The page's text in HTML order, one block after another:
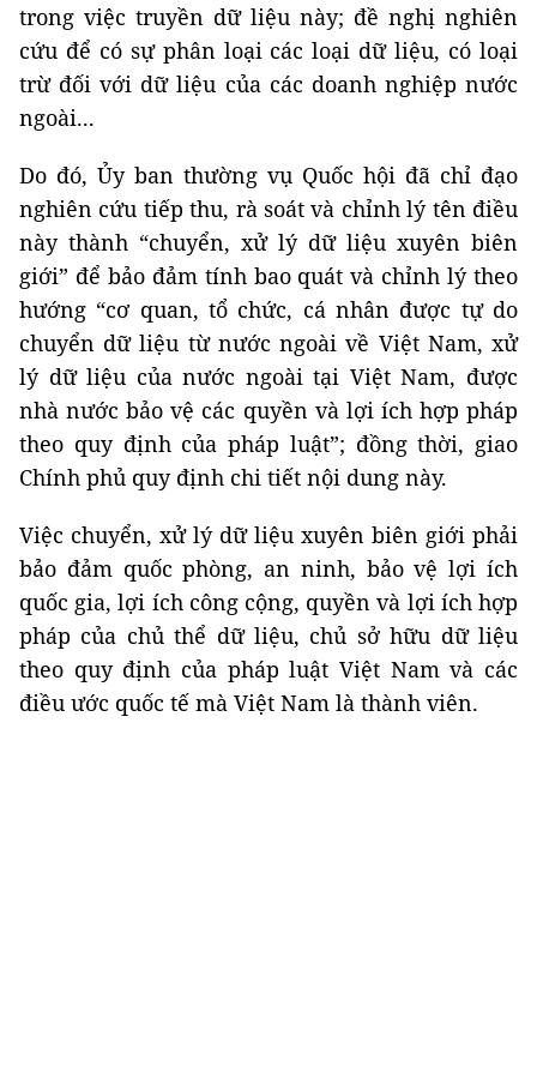
trong việc truyền dữ liệu này; đề nghị nghiên
cứu để có sự phân loại các loại dữ liệu, có loại
trừ đối với dữ liệu của các doanh nghiệp nước
ngoài...
Do đó, Ủy ban thường vụ Quốc hội đã chỉ đạo
nghiên cứu tiếp thu, rà soát và chỉnh lý tên điều
này thành “chuyển, xử lý dữ liệu xuyên biên
giới” để bảo đảm tính bao quát và chỉnh lý theo
hướng “cơ quan, tổ chức, cá nhân được tự do
chuyển dữ liệu từ nước ngoài về Việt Nam, xử
lý dữ liệu của nước ngoài tại Việt Nam, được
nhà nước bảo vệ các quyền và lợi ích hợp pháp
theo quy định của pháp luật”; đồng thời, giao
Chính phủ quy định chi tiết nội dung này.
Việc chuyển, xử lý dữ liệu xuyên biên giới phải
bảo đảm quốc phòng, an ninh, bảo vệ lợi ích
quốc gia, lợi ích công cộng, quyền và lợi ích hợp
pháp của chủ thể dữ liệu, chủ sở hữu dữ liệu
theo quy định của pháp luật Việt Nam và các
điều ước quốc tế mà Việt Nam là thành viên.